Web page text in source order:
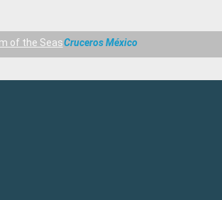
of the SeasCruceros México